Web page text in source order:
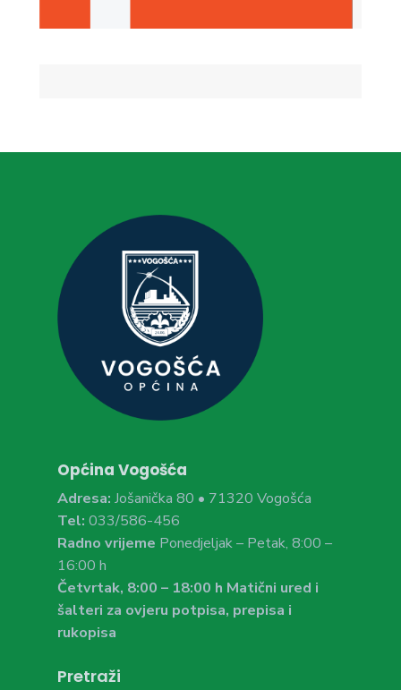
Općina Vogošća
Adresa: Jošanička 80 • 71320 Vogošća
Tel: 033/586-456
Radno vrijeme Ponedjeljak – Petak, 8:00 –
16:00 h
Četvrtak, 8:00 – 18:00 h Matični ured i
šalteri za ovjeru potpisa, prepisa i
rukopisa
Pretraži